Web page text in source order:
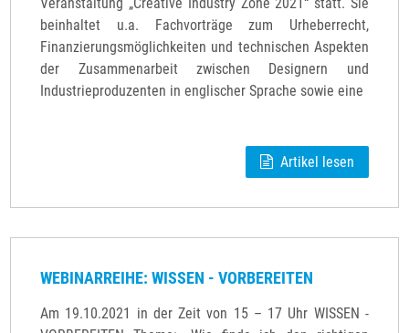
beinhaltet u.a. Fachvorträge zum Urheberrecht,
Finanzierungsmöglichkeiten und technischen Aspekten
der Zusammenarbeit zwischen Designern und
Industrieproduzenten in englischer Sprache sowie eine
Artikel lesen
WEBINARREIHE: WISSEN - VORBEREITEN
Am 19.10.2021 in der Zeit von 15 – 17 Uhr WISSEN -